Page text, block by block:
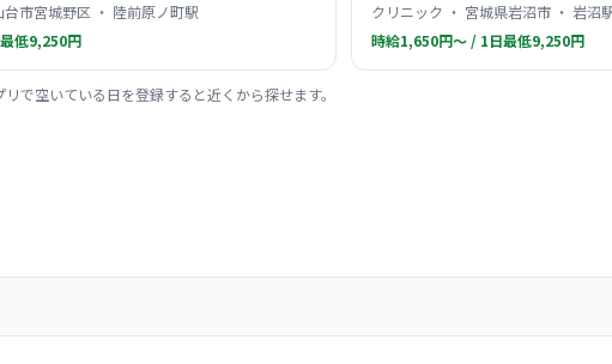
市宮城野区 ・ 陸前原ノ町駅
低9,250円
クリニック ・ 宮城県岩沼市 ・ 岩沼
時給1,650円〜 / 1日最低9,250円
で空いている日を登録すると近くから探せます。